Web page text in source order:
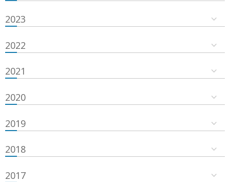
2023
2022
2021
2020
2019
2018
2017